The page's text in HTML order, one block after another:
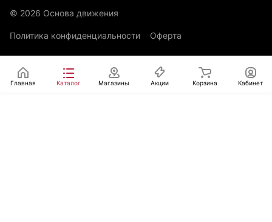
© 2026 Основа движения
Политика конфиденциальности Оферта
Главная Каталог Магазины Акции Корзина Кабинет